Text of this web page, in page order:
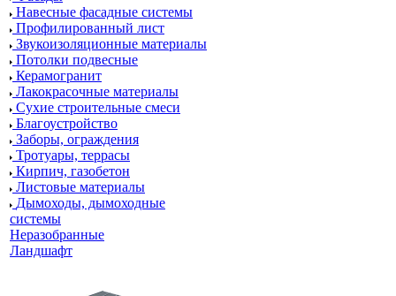
Навесные фасадные системы
Профилированный лист
Звукоизоляционные материалы
Потолки подвесные
Керамогранит
Лакокрасочные материалы
Сухие строительные смеси
Благоустройство
Заборы, ограждения
Тротуары, террасы
Кирпич, газобетон
Листовые материалы
Дымоходы, дымоходные
системы
Неразобранные
Ландшафт